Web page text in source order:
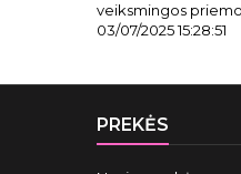
veiksmingos
03/07/2025 15:28:51
PREKĖS